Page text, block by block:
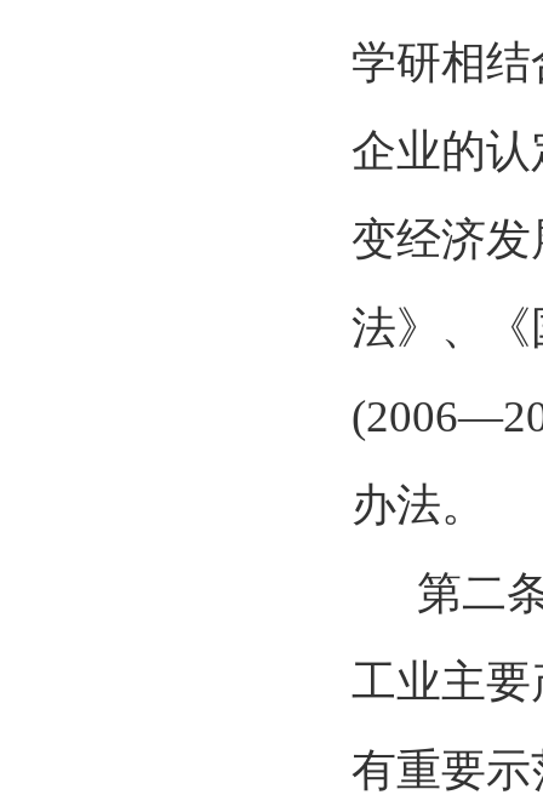
学研相
企业的
变经济
法》、
办法。
第二
工业主
有重要